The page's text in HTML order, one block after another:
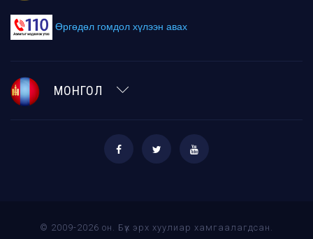
Өргөдөл гомдол хүлээн авах
МОНГОЛ
© 2009-2026 он. Бүх эрх хуулиар хамгаалагдсан.